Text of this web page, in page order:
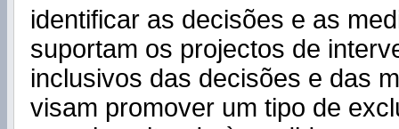
identificar as decisões e as
suportam os projectos de
inclusivos das decisões e das
visam promover um tipo de